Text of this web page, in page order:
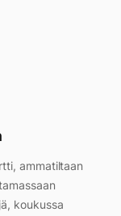
ammatiltaan
koukussa